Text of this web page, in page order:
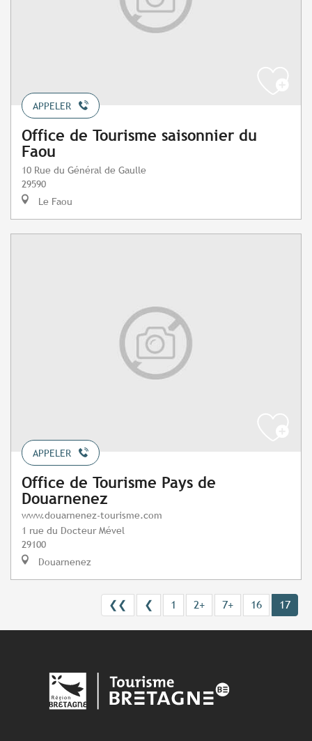
APPELER
Office de Tourisme saisonnier du
Faou
10 Rue du Général de Gaulle
29590
Le Faou
APPELER
Office de Tourisme Pays de
Douarnenez
www.douarnenez-tourisme.com
1 rue du Docteur Mével
29100
Douarnenez
❮❮ ❮ 1 2+ 7+ 16 17